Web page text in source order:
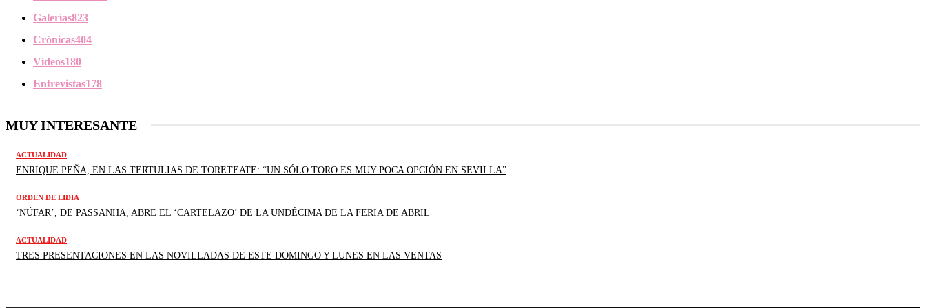
Galerías823
Crónicas404
Vídeos180
Entrevistas178
MUY INTERESANTE
ACTUALIDAD
ENRIQUE PEÑA, EN LAS TERTULIAS DE TORETEATE: “UN SÓLO TORO ES MUY POCA OPCIÓN EN SEVILLA”
ORDEN DE LIDIA
‘NÚFAR’, DE PASSANHA, ABRE EL ‘CARTELAZO’ DE LA UNDÉCIMA DE LA FERIA DE ABRIL
ACTUALIDAD
TRES PRESENTACIONES EN LAS NOVILLADAS DE ESTE DOMINGO Y LUNES EN LAS VENTAS